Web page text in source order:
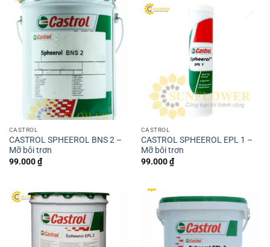
CASTROL
CASTROL SPHEEROL BNS 2 –
Mỡ bôi trơn
99.000₫
CASTROL
CASTROL SPHEEROL EPL 1 –
Mỡ bôi trơn
99.000₫